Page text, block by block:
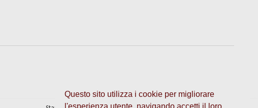
Questo sito utilizza i cookie per migliorare
l'esperienza utente, navigando accetti il loro